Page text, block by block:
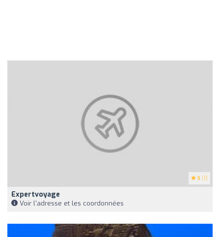
5 (1)
Expertvoyage
Voir l'adresse et les coordonnées